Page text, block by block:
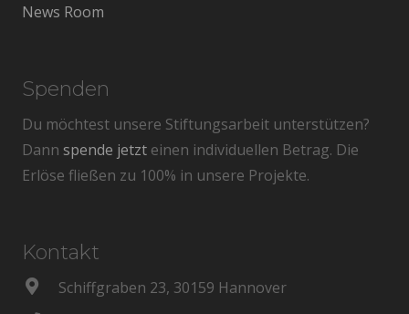
News Room
Spenden
Du möchtest unsere Stiftungsarbeit unterstützen?
Dann spende jetzt einen individuellen Betrag. Die
Erlöse fließen zu 100% in unsere Projekte.
Kontakt
Schiffgraben 23, 30159 Hannover